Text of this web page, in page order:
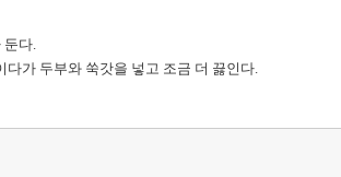
다.
가 두부와 쑥갓을 넣고 조금 더 끓인다.